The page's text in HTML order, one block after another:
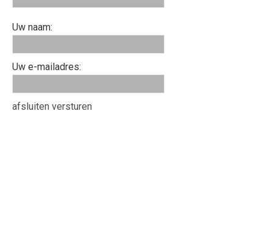
Uw naam:
Uw e-mailadres:
afsluiten versturen